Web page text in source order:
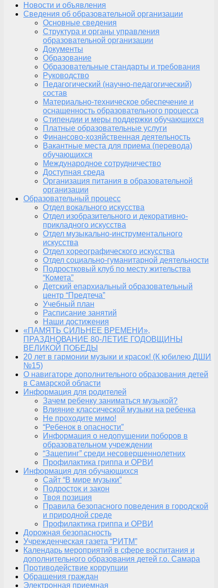
Новости и объявления
Сведения об образовательной организации
Основные сведения
Структура и органы управления
образовательной организации
Документы
Образование
Образовательные стандарты и требования
Руководство
Педагогический (научно-педагогический)
состав
Материально-техническое обеспечение и
оснащенность образовательного процесса
Стипендии и меры поддержки обучающихся
Платные образовательные услуги
Финансово-хозяйственная деятельность
Вакантные места для приема (перевода)
обучающихся
Международное сотрудничество
Доступная среда
Организация питания в образовательной
организации
Образовательный процесс
Отдел вокального искусства
Отдел изобразительного и декоративно-
прикладного искусства
Отдел музыкально-инструментального
искусства
Отдел хореографического искусства
Отдел социально-гуманитарной деятельности
Подростковый клуб по месту жительства
“Комета”
Детский епархиальный образовательный
центр “Предтеча”
Учебный план
Расписание занятий
Наши достижения
«ПАМЯТЬ СИЛЬНЕЕ ВРЕМЕНИ»,
ПРАЗДНОВАНИЕ 80-ЛЕТИЕ ГОДОВЩИНЫ
ВЕЛИКОЙ ПОБЕДЫ
20 лет в гармонии музыки и красок! (К юбилею ДШИ
№15)
О навигаторе дополнительного образования детей
в Самарской области
Информация для родителей
Зачем ребенку заниматься музыкой?
Влияние классической музыки на ребенка
Не проходите мимо!
“Ребенок в опасности”
Информация о недопущении поборов в
образовательном учреждении
“Зацепинг” среди несовершеннолетних
Профилактика гриппа и ОРВИ
Информация для обучающихся
Сайт “В мире музыки”
Подросток и закон
Твоя позиция
Правила безопасного поведения в городской
и природной среде
Профилактика гриппа и ОРВИ
Дорожная безопасность
Учрежденческая газета “РИТМ”
Календарь мероприятий в сфере воспитания и
дополнительного образования детей г.о. Самара
Противодействие коррупции
Обращения граждан
Электронная приемная